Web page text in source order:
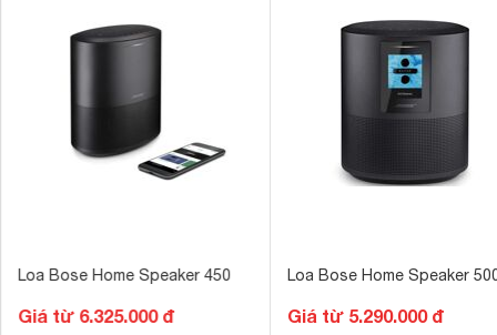
Loa Bose Home Speaker 450
Giá từ 6.325.000 đ
Loa Bose Home Speaker
Giá từ 5.290.000 đ